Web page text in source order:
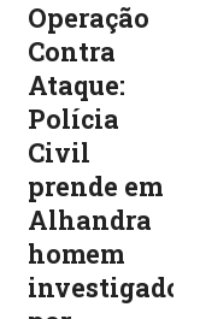
Operação
Contra
Ataque:
Polícia
Civil
prende em
Alhandra
homem
investigado